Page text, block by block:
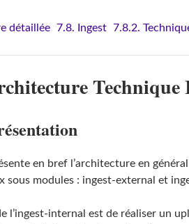
détaillée 7.8. Ingest 7.8.2.
Technique
en bref l’architecture en
sous modules : ingest-external et
l’ingest-internal est de réaliser un